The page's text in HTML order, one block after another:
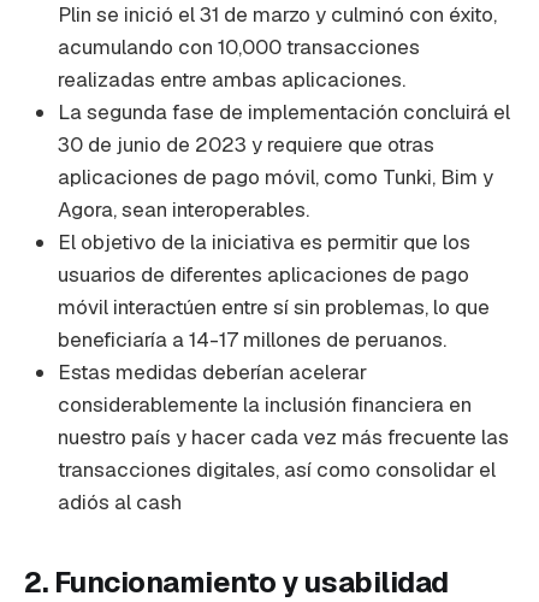
Plin se inició el 31 de marzo y culminó con éxito,
acumulando con 10,000 transacciones
realizadas entre ambas aplicaciones.
La segunda fase de implementación concluirá el
30 de junio de 2023 y requiere que otras
aplicaciones de pago móvil, como Tunki, Bim y
Agora, sean interoperables.
El objetivo de la iniciativa es permitir que los
usuarios de diferentes aplicaciones de pago
móvil interactúen entre sí sin problemas, lo que
beneficiaría a 14-17 millones de peruanos.
Estas medidas deberían acelerar
considerablemente la inclusión financiera en
nuestro país y hacer cada vez más frecuente las
transacciones digitales, así como consolidar el
adiós al cash
2. Funcionamiento y usabilidad